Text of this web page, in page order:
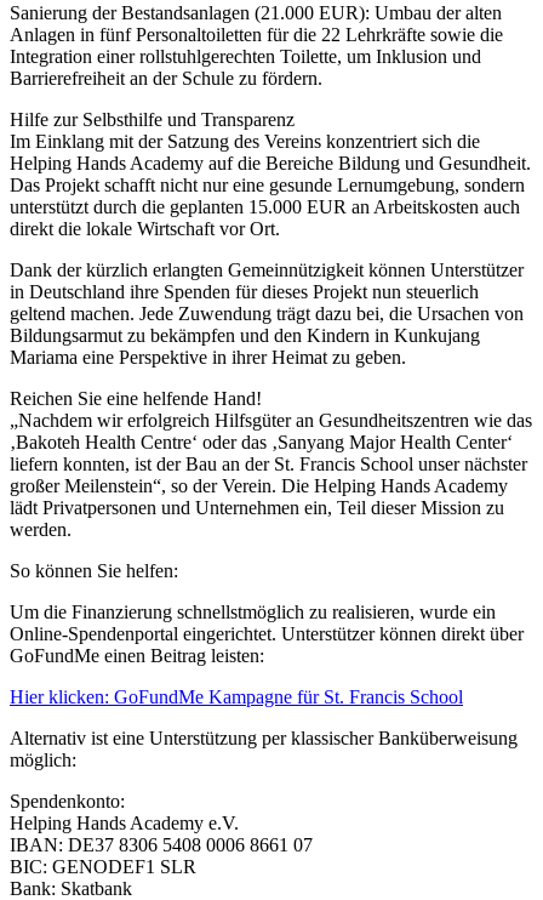
Sanierung der Bestandsanlagen (21.000 EUR): Umbau der alten
Anlagen in fünf Personaltoiletten für die 22 Lehrkräfte sowie die
Integration einer rollstuhlgerechten Toilette, um Inklusion und
Barrierefreiheit an der Schule zu fördern.
Hilfe zur Selbsthilfe und Transparenz
Im Einklang mit der Satzung des Vereins konzentriert sich die
Helping Hands Academy auf die Bereiche Bildung und Gesundheit.
Das Projekt schafft nicht nur eine gesunde Lernumgebung, sondern
unterstützt durch die geplanten 15.000 EUR an Arbeitskosten auch
direkt die lokale Wirtschaft vor Ort.
Dank der kürzlich erlangten Gemeinnützigkeit können Unterstützer
in Deutschland ihre Spenden für dieses Projekt nun steuerlich
geltend machen. Jede Zuwendung trägt dazu bei, die Ursachen von
Bildungsarmut zu bekämpfen und den Kindern in Kunkujang
Mariama eine Perspektive in ihrer Heimat zu geben.
Reichen Sie eine helfende Hand!
„Nachdem wir erfolgreich Hilfsgüter an Gesundheitszentren wie das
‚Bakoteh Health Centre‘ oder das ‚Sanyang Major Health Center‘
liefern konnten, ist der Bau an der St. Francis School unser nächster
großer Meilenstein“, so der Verein. Die Helping Hands Academy
lädt Privatpersonen und Unternehmen ein, Teil dieser Mission zu
werden.
So können Sie helfen:
Um die Finanzierung schnellstmöglich zu realisieren, wurde ein
Online-Spendenportal eingerichtet. Unterstützer können direkt über
GoFundMe einen Beitrag leisten:
Hier klicken: GoFundMe Kampagne für St. Francis School
Alternativ ist eine Unterstützung per klassischer Banküberweisung
möglich:
Spendenkonto:
Helping Hands Academy e.V.
IBAN: DE37 8306 5408 0006 8661 07
BIC: GENODEF1 SLR
Bank: Skatbank